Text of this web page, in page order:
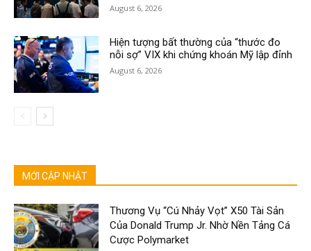
August 6, 2026
Hiện tượng bất thường của “thước đo
nỗi sợ” VIX khi chứng khoán Mỹ lập đỉnh
August 6, 2026
MỚI CẬP NHẬT
Thương Vụ “Cú Nhảy Vọt” X50 Tài Sản
Của Donald Trump Jr. Nhờ Nền Tảng Cá
Cược Polymarket